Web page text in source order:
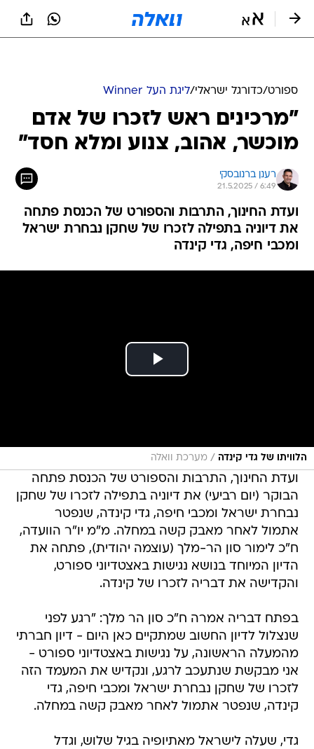
ספורט/כדורגל ישראלי/ליגת העל Winner
"מרכינים ראש לזכרו של אדם
מוכשר, אהוב, צנוע ומלא חסד"
רענן ברנובסקי
21.5.2025 / 6:49
ועדת החינוך, התרבות והספורט של הכנסת פתחה
את דיוניה בתפילה לזכרו של שחקן נבחרת ישראל
ומכבי חיפה, גדי קינדה
הלוויתו של גדי קינדה / מערכת וואלה
ועדת החינוך, התרבות והספורט של הכנסת פתחה
הבוקר (יום רביעי) את דיוניה בתפילה לזכרו של שחקן
נבחרת ישראל ומכבי חיפה, גדי קינדה, שנפטר
אתמול לאחר מאבק קשה במחלה. מ"מ יו"ר הוועדה,
ח"כ לימור סון הר-מלך (עוצמה יהודית), פתחה את
הדיון המיוחד בנושא נגישות באצטדיוני ספורט,
והקדישה את דבריה לזכרו של קינדה.
בפתח דבריה אמרה ח"כ סון הר מלך: "רגע לפני
שנצלול לדיון החשוב שמתקיים כאן היום - דיון חברתי
מהמעלה הראשונה, על נגישות באצטדיוני ספורט -
אני מבקשת שנתעכב לרגע, ונקדיש את המעמד הזה
לזכרו של שחקן נבחרת ישראל ומכבי חיפה, גדי
קינדה, שנפטר אתמול לאחר מאבק קשה במחלה.
גדי, שעלה לישראל מאתיופיה בגיל שלוש, וגדל